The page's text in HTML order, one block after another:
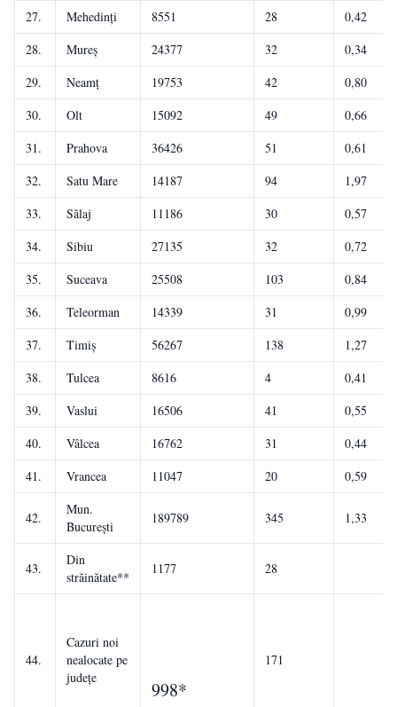
27. Mehedinți 8551 28
0,42
28.
Mureș 24377 32
0,34
29.
Neamț 19753 42
0,80
30.
Olt 15092 49
0,66
31.
Prahova 36426 51
0,61
32.
Satu Mare 14187 94
1,97
33.
Sălaj 11186 30
0,57
34.
Sibiu 27135 32
0,72
35.
Suceava 25508 103
0,84
36.
Teleorman 14339 31
0,99
37.
Timiș 56267 138
1,27
38.
Tulcea 8616 4
0,41
39.
Vaslui 16506 41
0,55
40.
Vâlcea 16762 31
0,44
41.
Vrancea 11047 20 0,59
42.
Mun.
București
189789 345 1,33
43.
Din
străinătate**
1177 28
44.
Cazuri noi
nealocate pe
județe
998*
171